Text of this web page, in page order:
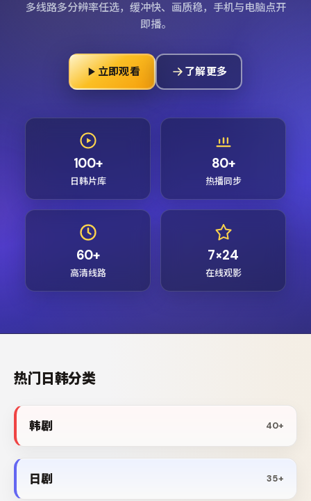
多线路多分辨率任选，缓冲快、画质稳，手机与电脑点开
即播。
立即观看 了解更多
100+
日韩片库
80+
热播同步
60+
高清线路
7×24
在线观影
热门日韩分类
韩剧 40+
日剧 35+